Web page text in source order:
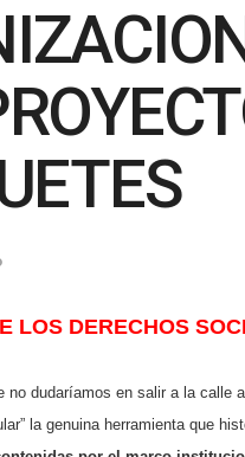
LOS DERECHOS
no dudaríamos en salir a la calle
la genuina herramienta que